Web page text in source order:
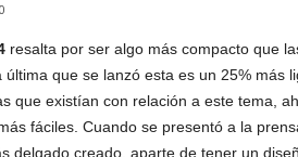
0
resalta por ser algo más compacto que
que se lanzó esta es un 25% más
que existían con relación a este tema,
fáciles. Cuando se presentó a la
delgado creado, aparte de tener un